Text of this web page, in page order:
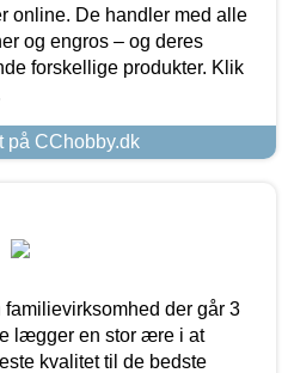
online. De handler med alle
og engros – og deres
forskellige produkter. Klik
på CChobby.dk
der går 3
lægger en stor ære i at
kvalitet til de bedste